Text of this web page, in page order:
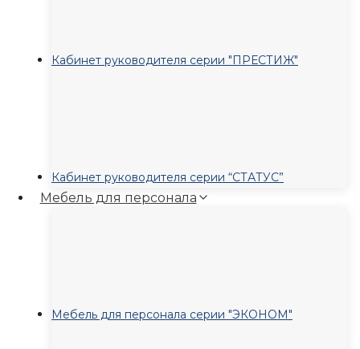
Кабинет руководителя серии "ПРЕСТИЖ"
Кабинет руководителя серии “СТАТУС”
Мебель для персонала
Мебель для персонала серии "ЭКОНОМ"